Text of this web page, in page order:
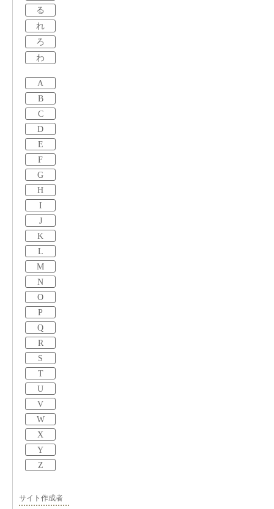
る
れ
ろ
わ
A
B
C
D
E
F
G
H
I
J
K
L
M
N
O
P
Q
R
S
T
U
V
W
X
Y
Z
サイト作成者